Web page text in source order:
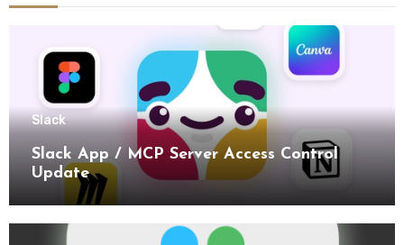
Slack
Slack App / MCP Server Access Control
Update